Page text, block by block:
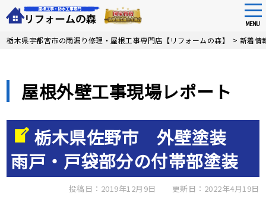
Skip
MENU
栃木県宇都宮市の雨漏り修理・屋根工事専門店【リフォームの森】 > 新着情
屋根外壁工事現場レポート
栃木県佐野市 外壁塗装
雨戸・戸袋部分の付帯部塗装
投稿日：2019年12月9日 更新日：2022年4月19日